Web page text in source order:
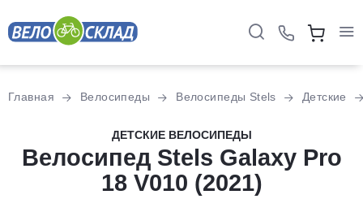
Главная Велосипеды Велосипеды Stels Детские
ДЕТСКИЕ ВЕЛОСИПЕДЫ
Велосипед Stels Galaxy Pro
18 V010 (2021)
Разбейте
оплатуна части
без переплат